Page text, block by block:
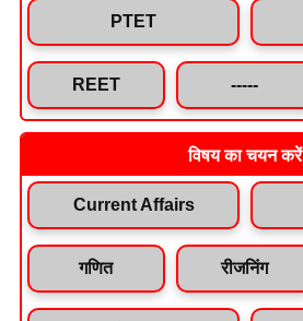
PTET
REET -----
विषय का चयन करें
Current Affairs
गणित रीजनिंग